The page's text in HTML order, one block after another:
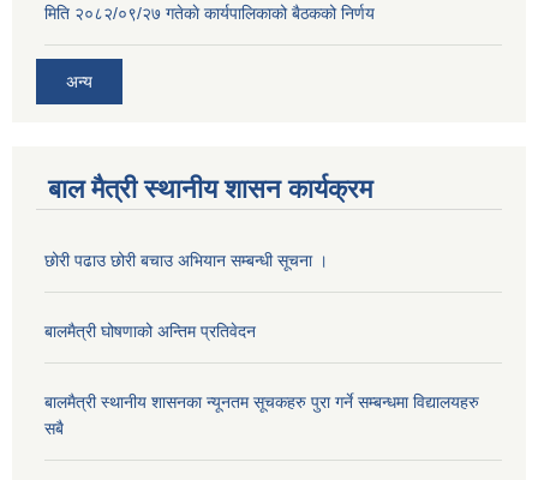
मिति २०८२/०९/२७ गतेकाे कार्यपालिकाको बैठकको निर्णय
अन्य
बाल मैत्री स्थानीय शासन कार्यक्रम
छोरी पढाउ छोरी बचाउ अभियान सम्बन्धी सूचना ।
बालमैत्री घोषणाको अन्तिम प्रतिवेदन
बालमैत्री स्थानीय शासनका न्यूनतम सूचकहरु पुरा गर्ने सम्बन्धमा विद्यालयहरु
सबै